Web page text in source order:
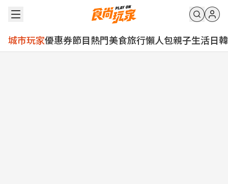
城市玩家優惠券節目熱門美食旅行懶人包親子生活日韓